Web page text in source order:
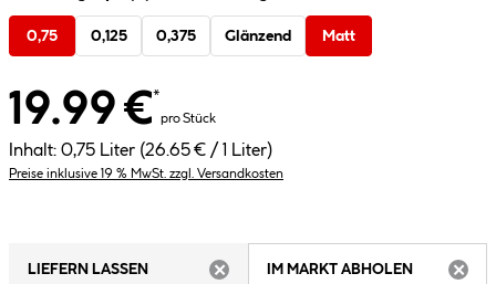
0,75 0,125 0,375 Glänzend Matt
19.99 €*
pro Stück
Inhalt: 0,75 Liter (26.65 € / 1 Liter)
Preise inklusive 19 % MwSt. zzgl. Versandkosten
LIEFERN LASSEN
IM MARKT ABHOLEN